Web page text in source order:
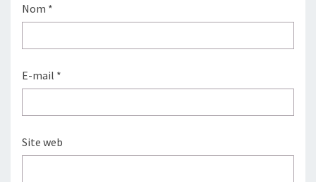
Nom *
E-mail *
Site web